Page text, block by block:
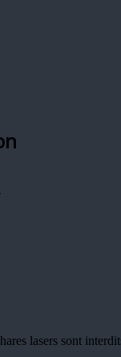
lasers sont